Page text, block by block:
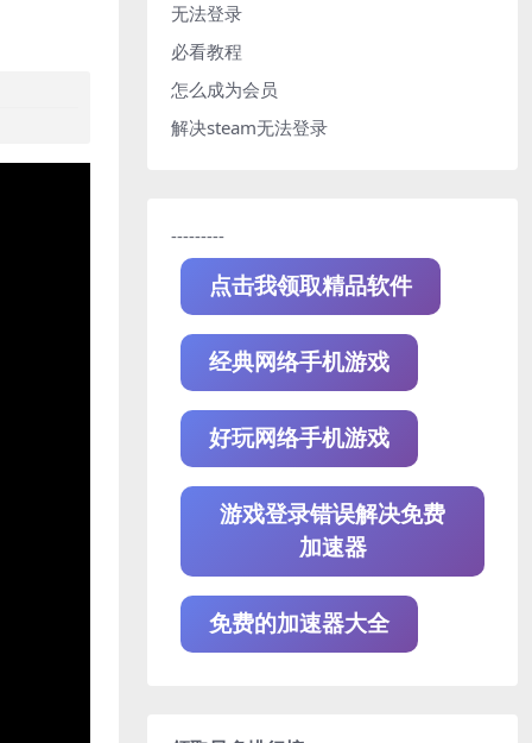
无法登录
必看教程
怎么成为会员
解决steam无法登录
---------
点击我领取精品软件
经典网络手机游戏
好玩网络手机游戏
游戏登录错误解决免费
加速器
免费的加速器大全